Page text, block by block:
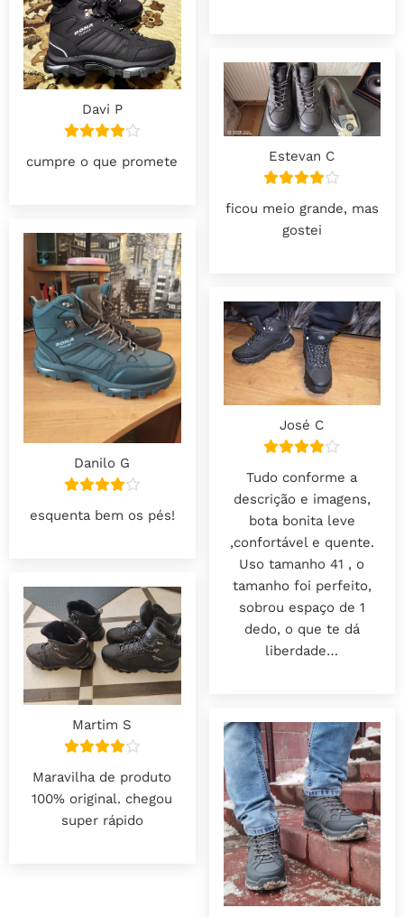
Davi P
cumpre o que promete Estevan C
ficou meio grande, mas
gostei
Danilo G
esquenta bem os pés!
José C
Tudo conforme a
descrição e imagens,
bota bonita leve
,confortável e quente.
Uso tamanho 41 , o
tamanho foi perfeito,
sobrou espaço de 1
dedo, o que te dá
liberdade…
Martim S
Maravilha de produto
100% original. chegou
super rápido